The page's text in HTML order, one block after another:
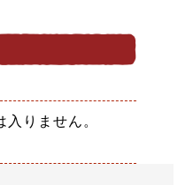
りません。